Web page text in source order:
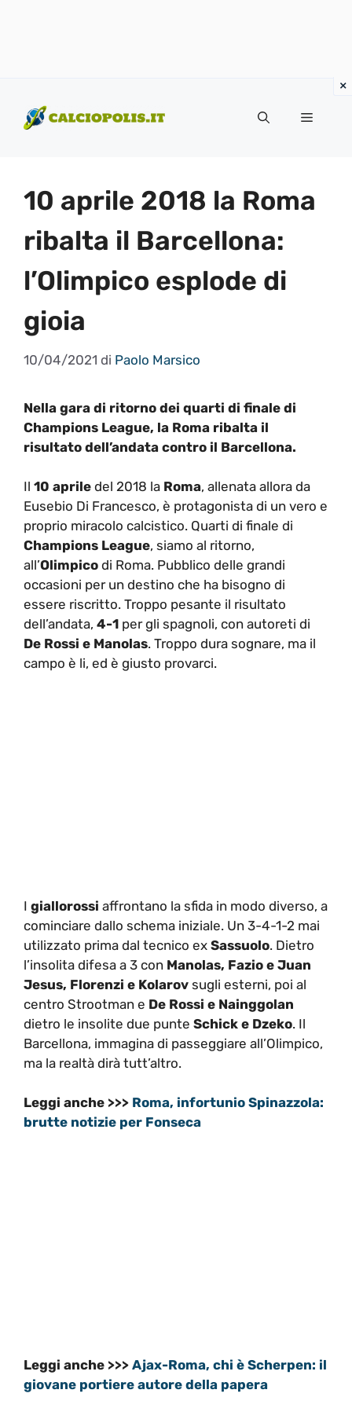
contenuto
Menu
10 aprile 2018 la Roma
ribalta il Barcellona:
l’Olimpico esplode di
gioia
10/04/2021 di Paolo Marsico
Nella gara di ritorno dei quarti di finale di
Champions League, la Roma ribalta il
risultato dell’andata contro il Barcellona.
Il 10 aprile del 2018 la Roma, allenata allora da
Eusebio Di Francesco, è protagonista di un vero e
proprio miracolo calcistico. Quarti di finale di
Champions League, siamo al ritorno,
all’Olimpico di Roma. Pubblico delle grandi
occasioni per un destino che ha bisogno di
essere riscritto. Troppo pesante il risultato
dell’andata, 4-1 per gli spagnoli, con autoreti di
De Rossi e Manolas. Troppo dura sognare, ma il
campo è li, ed è giusto provarci.
I giallorossi affrontano la sfida in modo diverso, a
cominciare dallo schema iniziale. Un 3-4-1-2 mai
utilizzato prima dal tecnico ex Sassuolo. Dietro
l’insolita difesa a 3 con Manolas, Fazio e Juan
Jesus, Florenzi e Kolarov sugli esterni, poi al
centro Strootman e De Rossi e Nainggolan
dietro le insolite due punte Schick e Dzeko. Il
Barcellona, immagina di passeggiare all’Olimpico,
ma la realtà dirà tutt’altro.
Leggi anche >>> Roma, infortunio Spinazzola:
brutte notizie per Fonseca
Leggi anche >>> Ajax-Roma, chi è Scherpen: il
giovane portiere autore della papera